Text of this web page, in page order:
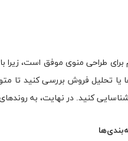
برای طراحی منوی موفق است، زیرا
یا تحلیل فروش بررسی کنید تا
کنید. در نهایت، به